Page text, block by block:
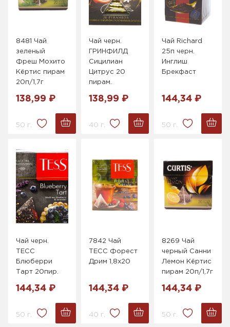
8481 Чай
зеленый
Фреш Мохито
Кёртис пирам
20п/1,7г
138,99 ₽
50 г.
Чай черн.
ГРИНФИЛД
Сицилиан
Цитрус 20
пирам.
138,99 ₽
40 г.
Чай Richard
25п черн.
Инглиш
Брекфаст
144,34 ₽
50 г.
Чай черн.
ТЕСС
Блюберри
Тарт 20пир.
144,34 ₽
50 г.
7842 Чай
ТЕСС Форест
Дрим 1,8х20
144,34 ₽
40 г.
8269 Чай
черный Санни
Лемон Кёртис
пирам 20п/1,7г
144,34 ₽
50 г.